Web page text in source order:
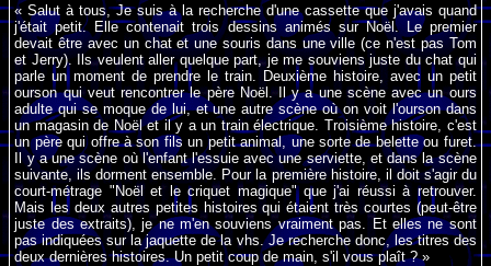
« Salut à tous, Je suis à la recherche d'une cassette que j'avais quand
j'était petit. Elle contenait trois dessins animés sur Noël. Le premier
devait être avec un chat et une souris dans une ville (ce n'est pas Tom
et Jerry). Ils veulent aller quelque part, je me souviens juste du chat qui
parle un moment de prendre le train. Deuxième histoire, avec un petit
ourson qui veut rencontrer le père Noël. Il y a une scène avec un ours
adulte qui se moque de lui, et une autre scène où on voit l'ourson dans
un magasin de Noël et il y a un train électrique. Troisième histoire, c'est
un père qui offre à son fils un petit animal, une sorte de belette ou furet.
Il y a une scène où l'enfant l'essuie avec une serviette, et dans la scène
suivante, ils dorment ensemble. Pour la première histoire, il doit s'agir du
court-métrage "Noël et le criquet magique" que j'ai réussi à retrouver.
Mais les deux autres petites histoires qui étaient très courtes (peut-être
juste des extraits), je ne m'en souviens vraiment pas. Et elles ne sont
pas indiquées sur la jaquette de la vhs. Je recherche donc, les titres des
deux dernières histoires. Un petit coup de main, s'il vous plaît ? »